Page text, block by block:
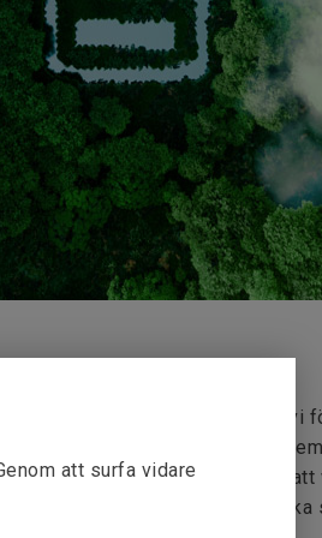
att surfa vidare
energy - your success" önskar vi
om det gäller elektriska
i en kurs, ska vår energi se till att
vår gemensamma energi